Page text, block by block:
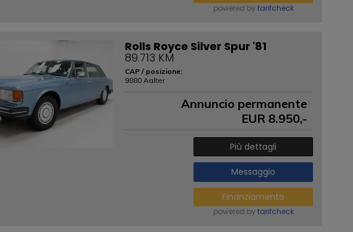
powered by tarifcheck
Rolls Royce Silver Spur '81
89.713 KM
CAP / posizione:
9880 Aalter
Annuncio permanente
EUR 8.950,-
Più dettagli
Messaggio
Finanziamento
powered by tarifcheck